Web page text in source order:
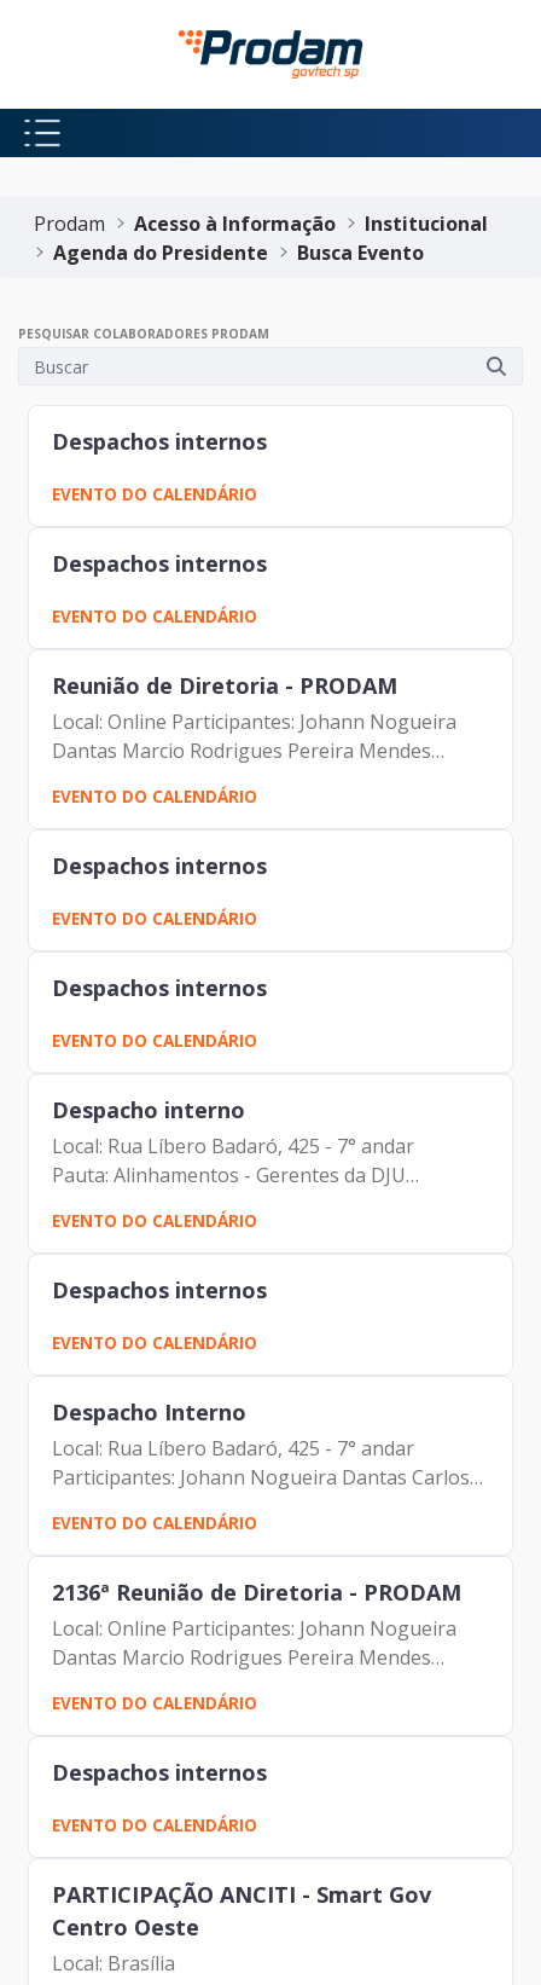
Pular para o Conteúdo principal
Prodam
Acesso à Informação
Institucional
Agenda do Presidente
Busca Evento
PESQUISAR COLABORADORES PRODAM
Despachos internos
EVENTO DO CALENDÁRIO
Despachos internos
EVENTO DO CALENDÁRIO
Reunião de Diretoria - PRODAM
Local: Online Participantes: Johann Nogueira
Dantas Marcio Rodrigues Pereira Mendes
Luciano de Azevedo Farias Ferreira Antonio
Celso de Paula Albuquerque Filho Carolina
Magnani Hiromoto Alberto...
EVENTO DO CALENDÁRIO
Despachos internos
EVENTO DO CALENDÁRIO
Despachos internos
EVENTO DO CALENDÁRIO
Despacho interno
Local: Rua Líbero Badaró, 425 - 7° andar
Pauta: Alinhamentos - Gerentes da DJU
Participantes: Johann Nogueira Dantas Carolina
Magnani Hiromoto Carlos Alberto da Silva
Vinicius Lobato Couto Carlos...
EVENTO DO CALENDÁRIO
Despachos internos
EVENTO DO CALENDÁRIO
Despacho Interno
Local: Rua Líbero Badaró, 425 - 7° andar
Participantes: Johann Nogueira Dantas Carlos
Alberto da Silva Carlos Alberto Comar Carlos
Roberto Ruas Junior Valdir Wilson Lamana
Alberto Campos Ribeiro...
EVENTO DO CALENDÁRIO
2136ª Reunião de Diretoria - PRODAM
Local: Online Participantes: Johann Nogueira
Dantas Marcio Rodrigues Pereira Mendes
Luciano de Azevedo Farias Ferreira Antonio
Celso de Paula Albuquerque Filho Carolina
Magnani Hiromoto Alberto...
EVENTO DO CALENDÁRIO
Despachos internos
EVENTO DO CALENDÁRIO
PARTICIPAÇÃO ANCITI - Smart Gov
Centro Oeste
Local: Brasília